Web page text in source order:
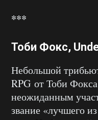
***
Тоби Фокс,
Небольшой
RPG от Тоби
неожиданным
звание «лучшего